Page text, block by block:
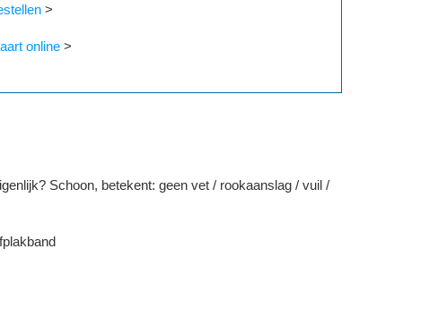
>
online >
Schoon, betekent: geen vet / rookaanslag / vuil /